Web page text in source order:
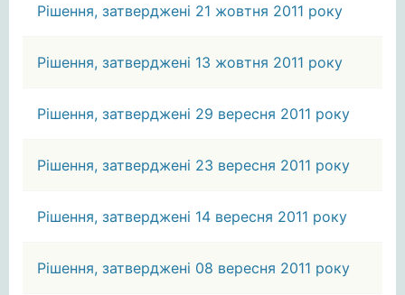
Рішення, затверджені 21 жовтня 2011 року
Рішення, затверджені 13 жовтня 2011 року
Рішення, затверджені 29 вересня 2011 року
Рішення, затверджені 23 вересня 2011 року
Рішення, затверджені 14 вересня 2011 року
Рішення, затверджені 08 вересня 2011 року